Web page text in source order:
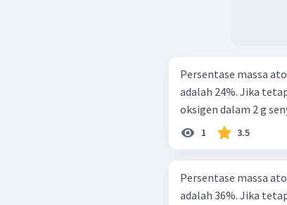
Persentase massa
adalah 24%. Jika
oksigen dalam 2 g
1 3.5
Persentase massa
adalah 36%. Jika